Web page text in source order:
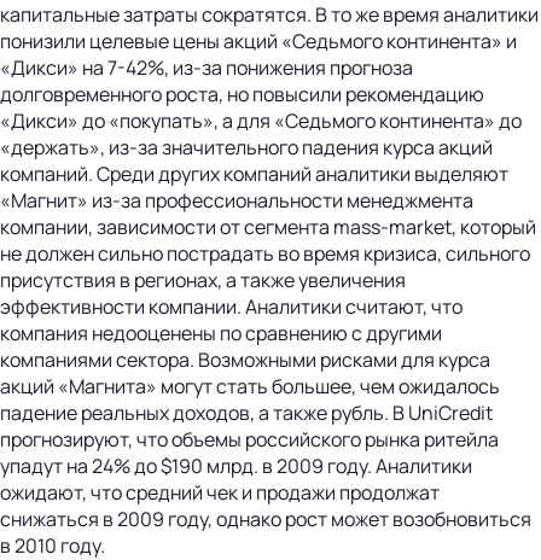
капитальные затраты сократятся. В то же время аналитики
понизили целевые цены акций «Седьмого континента» и
«Дикси» на 7-42%, из-за понижения прогноза
долговременного роста, но повысили рекомендацию
«Дикси» до «покупать», а для «Седьмого континента» до
«держать», из-за значительного падения курса акций
компаний. Среди других компаний аналитики выделяют
«Магнит» из-за профессиональности менеджмента
компании, зависимости от сегмента mass-market, который
не должен сильно пострадать во время кризиса, сильного
присутствия в регионах, а также увеличения
эффективности компании. Аналитики считают, что
компания недооценены по сравнению с другими
компаниями сектора. Возможными рисками для курса
акций «Магнита» могут стать большее, чем ожидалось
падение реальных доходов, а также рубль. В UniCredit
прогнозируют, что объемы российского рынка ритейла
упадут на 24% до $190 млрд. в 2009 году. Аналитики
ожидают, что средний чек и продажи продолжат
снижаться в 2009 году, однако рост может возобновиться
в 2010 году.